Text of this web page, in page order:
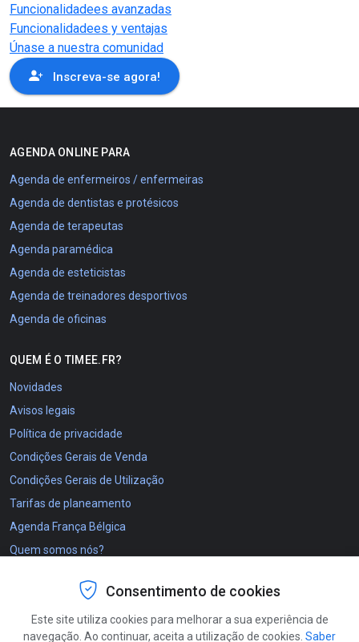
Consentimento de cookies
Este site utiliza cookies para melhorar a sua experiência de
navegação. Ao continuar, aceita a utilização de cookies. Saber
Funcionalidadees avanzadas
Funcionalidadees y ventajas
Únase a nuestra comunidad
Inscreva-se agora!
AGENDA ONLINE PARA
Agenda de enfermeiros / enfermeiras
Agenda de dentistas e protésicos
Agenda de terapeutas
Agenda paramédica
Agenda de esteticistas
Agenda de treinadores desportivos
Agenda de oficinas
QUEM É O TIMEE.FR?
Novidades
Avisos legais
Política de privacidade
Condições Gerais de Venda
Condições Gerais de Utilização
Tarifas de planeamento
Agenda França Bélgica
Quem somos nós?
OS NOSSOS CONTACTOS